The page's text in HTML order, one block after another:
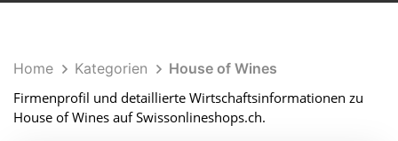
Home Kategorien
House of Wines
Firmenprofil und detaillierte Wirtschaftsinformationen zu
House of Wines auf Swissonlineshops.ch.